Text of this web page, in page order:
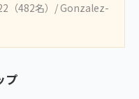
（482名）/ Gonzalez-
プ